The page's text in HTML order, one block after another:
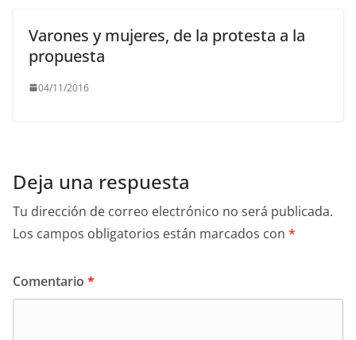
Varones y mujeres, de la protesta a la
propuesta
04/11/2016
Deja una respuesta
Tu dirección de correo electrónico no será publicada.
Los campos obligatorios están marcados con *
Comentario *